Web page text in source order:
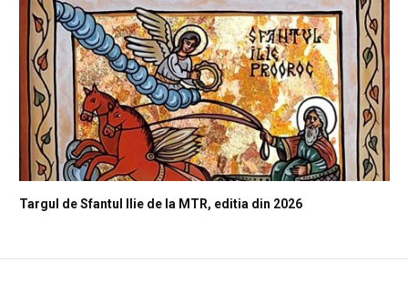
Targul de Sfantul Ilie de la MTR, editia din 2026